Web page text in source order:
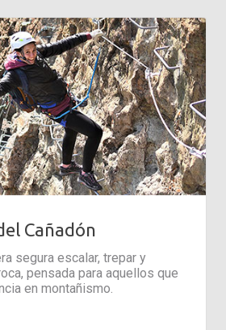
Cañadón
segura escalar, trepar y
pensada para aquellos que
en montañismo.